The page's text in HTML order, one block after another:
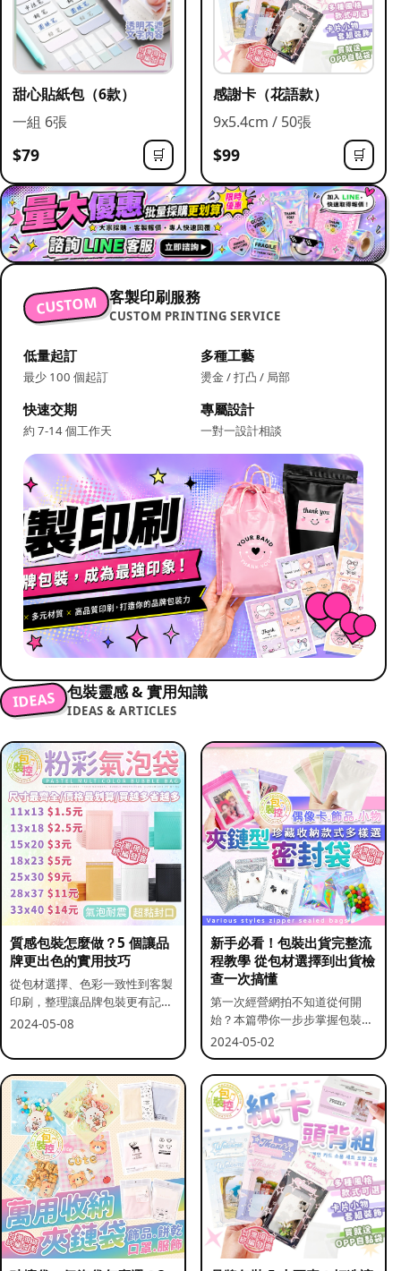
甜心貼紙包（6款）
一組 6張
$79 🛒
感謝卡（花語款）
9x5.4cm / 50張
$99 🛒
CUSTOM 客製印刷服務
CUSTOM PRINTING SERVICE
低量起訂
最少 100 個起訂
多種工藝
燙金 / 打凸 / 局部
快速交期
約 7-14 個工作天
專屬設計
一對一設計相談
IDEAS 包裝靈感 & 實用知識
IDEAS & ARTICLES
質感包裝怎麼做？5 個讓品
牌更出色的實用技巧
從包材選擇、色彩一致性到客製
印刷，整理讓品牌包裝更有記憶
點的實用做法。
2024-05-08
新手必看！包裝出貨完整流
程教學 從包材選擇到出貨檢
查一次搞懂
第一次經營網拍不知道從何開
始？本篇帶你一步步掌握包裝流
程與出貨前檢查重點。
2024-05-02